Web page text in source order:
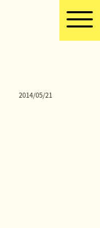
2014/05/21